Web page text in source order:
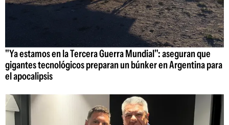
"Ya estamos en la Tercera Guerra Mundial": aseguran que
gigantes tecnológicos preparan un búnker en Argentina para
el apocalipsis